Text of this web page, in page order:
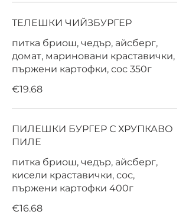
ТЕЛЕШКИ ЧИЙЗБУРГЕР
питка бриош, чедър, айсберг,
домат, мариновани краставички,
пържени картофки, сос 350г
€19.68
ПИЛЕШКИ БУРГЕР С ХРУПКАВО
ПИЛЕ
питка бриош, чедър, айсберг,
кисели краставички, сос,
пържени картофки 400г
€16.68